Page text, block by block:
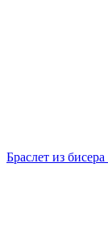
Браслет из